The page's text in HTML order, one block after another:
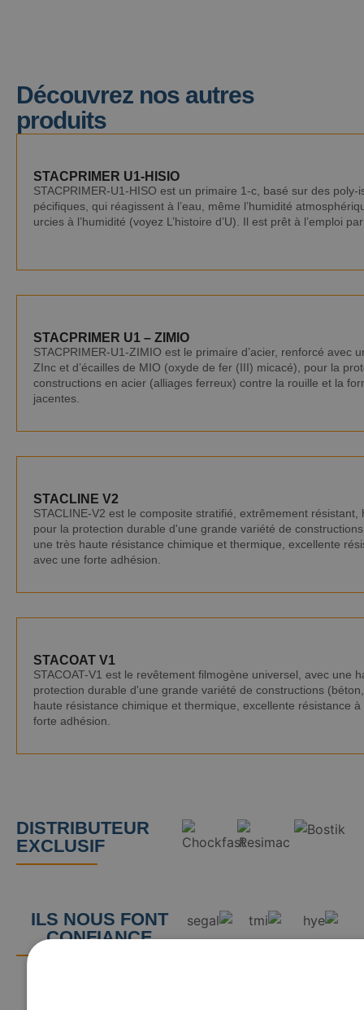
Découvrez nos autres
produits
STACPRIMER U1-HISIO
STACPRIMER-U1-HISO est un primaire 1-c, basé sur des
pécifiques, qui réagissent à l’eau, même l’humidité
urcies à l’humidité (voyez L’histoire d’U). Il est prêt à l’emploi
STACPRIMER U1 – ZIMIO
STACPRIMER-U1-ZIMIO est le primaire d’acier, renforcé avec
ZInc et d’écailles de MIO (oxyde de fer (III) micacé), pour la
constructions en acier (alliages ferreux) contre la rouille et la
jacentes.
STACLINE V2
STACLINE-V2 est le composite stratifié, extrêmement
pour la protection durable d'une grande variété de
une très haute résistance chimique et thermique, excellente
avec une forte adhésion.
STACOAT V1
STACOAT-V1 est le revêtement filmogène universel, avec une
protection durable d'une grande variété de constructions
haute résistance chimique et thermique, excellente résistance
forte adhésion.
DISTRIBUTEUR
EXCLUSIF
ILS NOUS FONT
CONFIANCE